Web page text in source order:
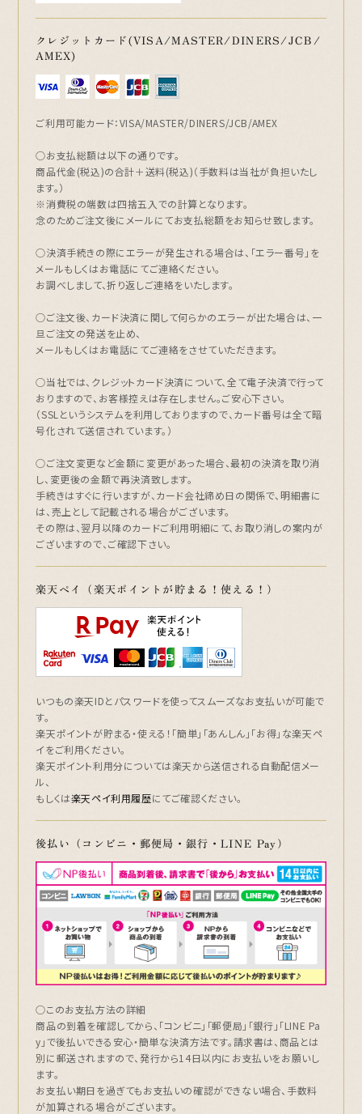
クレジットカード(VISA/MASTER/DINERS/JCB/
AMEX)
ご利用可能カード：VISA/MASTER/DINERS/JCB/AMEX
○お支払総額は以下の通りです。
商品代金(税込)の合計＋送料(税込)（手数料は当社が負担いたし
ます。）
※消費税の端数は四捨五入での計算となります。
念のためご注文後にメールにてお支払総額をお知らせ致します。
○決済手続きの際にエラーが発生される場合は、「エラー番号」を
メールもしくはお電話にてご連絡ください。
お調べしまして、折り返しご連絡をいたします。
○ご注文後、カード決済に関して何らかのエラーが出た場合は、一
旦ご注文の発送を止め、
メールもしくはお電話にてご連絡をさせていただきます。
○当社では、クレジットカード決済について、全て電子決済で行って
おりますので、お客様控えは存在しません。ご安心下さい。
（SSLというシステムを利用しておりますので、カード番号は全て暗
号化されて送信されています。）
○ご注文変更など金額に変更があった場合、最初の決済を取り消
し、変更後の金額で再決済致します。
手続きはすぐに行いますが、カード会社締め日の関係で、明細書に
は、売上として記載される場合がございます。
その際は、翌月以降のカードご利用明細にて、お取り消しの案内が
ございますので、ご確認下さい。
楽天ペイ（楽天ポイントが貯まる！使える！）
いつもの楽天IDとパスワードを使ってスムーズなお支払いが可能で
す。
楽天ポイントが貯まる・使える！「簡単」「あんしん」「お得」な楽天ペ
イをご利用ください。
楽天ポイント利用分については楽天から送信される自動配信メー
ル、
もしくは楽天ペイ利用履歴にてご確認ください。
後払い（コンビニ・郵便局・銀行・LINE Pay）
○このお支払方法の詳細
商品の到着を確認してから、「コンビニ」「郵便局」「銀行」「LINE Pa
y」で後払いできる安心・簡単な決済方法です。請求書は、 商品とは
別に郵送されますので、発行から14日以内にお支払いをお願いし
ます。
お支払い期日を過ぎてもお支払いの確認ができない場合、手数料
が加算される場合がございます。